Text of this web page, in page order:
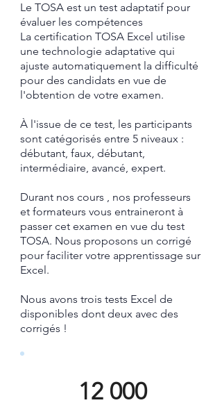
Le TOSA est un test adaptatif pour
évaluer les compétences
La certification TOSA Excel utilise
une technologie adaptative qui
ajuste automatiquement la difficulté
pour des candidats en vue de
l'obtention de votre examen.
À l'issue de ce test, les participants
sont catégorisés entre 5 niveaux :
débutant, faux, débutant,
intermédiaire, avancé, expert.
Durant nos cours , nos professeurs
et formateurs vous entraineront à
passer cet examen en vue du test
TOSA. ​ Nous proposons un corrigé
pour faciliter votre apprentissage sur
Excel.​
Nous avons trois tests Excel de
disponibles dont deux avec des
corrigés !
12 000